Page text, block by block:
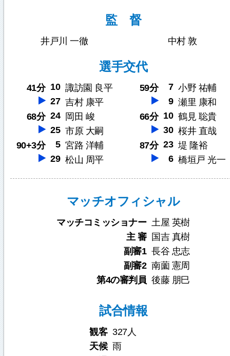
監 督
井戸川 一徹 中村 敦
選手交代
41分 10 諏訪園 良平
27 吉村 康平
68分 24
岡田 峻
25 市原 大嗣
90+3分
5 宮路 洋輔
29 松山 周平
59分 7 小野 祐輔
9 瀬里 康和
66分 10 鶴見 聡貴
30 桜井 直哉
87分 23 堤 隆裕
6 橋垣戸 光一
マッチオフィシャル
マッチコミッショナー 土屋 英樹
主 審
国吉 真樹
副審1 長谷 忠志
副審2 南薗 憲周
第4の審判員 後藤 朋巳
試合情報
観客 327人
天候 雨